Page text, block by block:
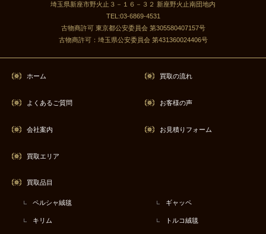
埼玉県新座市野火止３－１６－３２ 新座野火止南団地内
TEL:03-6869-4531
古物商許可 東京都公安委員会 第305580407157号
古物商許可：埼玉県公安委員会 第431360024406号
ホーム 買取の流れ
よくあるご質問 お客様の声
会社案内 お見積りフォーム
買取エリア
買取品目
ペルシャ絨毯 ギャッペ
キリム トルコ絨毯